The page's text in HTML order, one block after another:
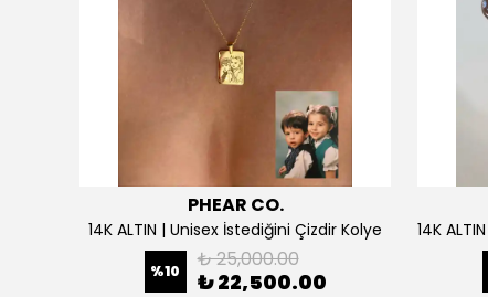
PHEAR CO.
14K ALTIN | Unisex İstediğini Çizdir Kolye
%10 ₺ 25,000.00
₺ 22,500.00